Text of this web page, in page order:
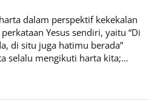
dalam perspektif kekekalan
Yesus sendiri, yaitu “Di
di situ juga hatimu berada”
selalu mengikuti harta kita;…